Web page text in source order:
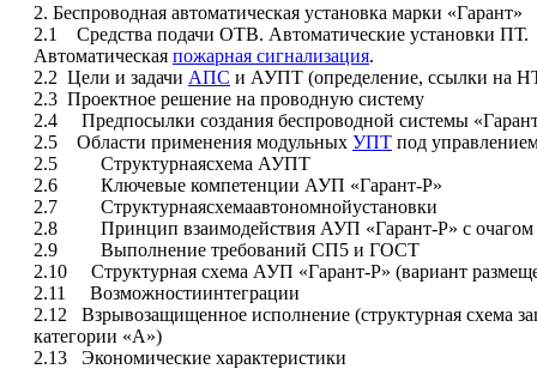
2. Беспроводная автоматическая установка марки «Гарант»
2.1 Средства подачи ОТВ. Автоматические установки ПТ.
Автоматическая пожарная сигнализация.
2.2 Цели и задачи АПС и АУПТ (определение, ссылки на
2.3 Проектное решение на проводную систему
2.4 Предпосылки создания беспроводной системы
2.5 Области применения модульных УПТ под
2.5 Структурнаясхема АУПТ
2.6 Ключевые компетенции АУП «Гарант-Р»
2.7 Структурнаясхемаавтономнойустановки
2.8 Принцип взаимодействия АУП «Гарант-Р» с очагом
2.9 Выполнение требований СП5 и ГОСТ
2.10 Структурная схема АУП «Гарант-Р» (вариант
2.11 Возможностиинтеграции
2.12 Взрывозащищенное исполнение (структурная схема
категории «А»)
2.13 Экономические характеристики